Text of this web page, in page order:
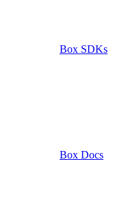
Box SDKs
Box Docs